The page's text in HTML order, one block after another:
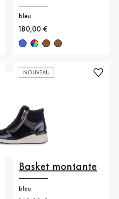
bleu
Nouveau prix
180,00 €
NOUVEAU
Basket montante
bleu